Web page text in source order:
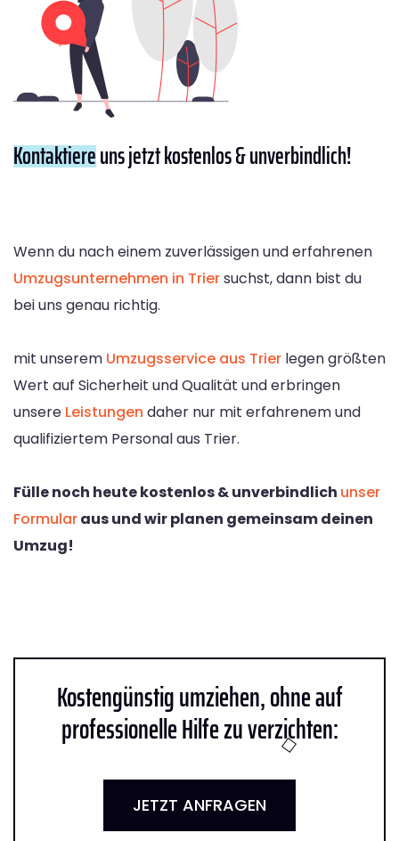
Kontaktiereuns jetzt kostenlos & unverbindlich!
Wenn du nach einem zuverlässigen und erfahrenen
Umzugsunternehmen in Triersuchst, dann bist du
bei uns genau richtig.
mit unserem Umzugsservice aus Trier legen größten
Wert auf Sicherheit und Qualität und erbringen
unsere Leistungen daher nur mit erfahrenem und
qualifiziertem Personal aus Trier.
Fülle noch heute kostenlos & unverbindlich unser
Formularaus und wir planen gemeinsam deinen
Umzug!
Kostengünstig umziehen, ohne auf
professionelle Hilfe zu verzichten:
JETZT ANFRAGEN